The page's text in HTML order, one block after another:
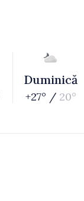
Duminică
+27° / 20°